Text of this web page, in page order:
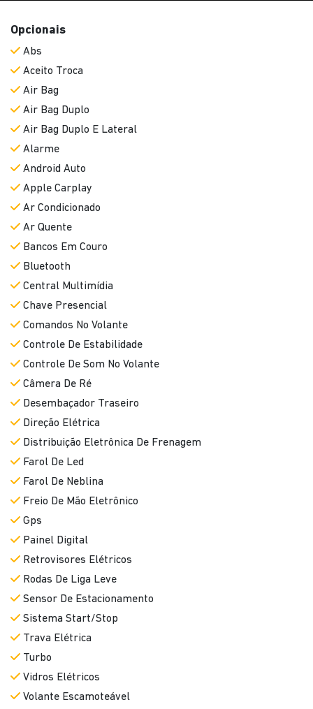
Air Bag Duplo
Air Bag Duplo E Lateral
Alarme
Android Auto
Apple Carplay
Ar Condicionado
Ar Quente
Bancos Em Couro
Bluetooth
Central Multimídia
Chave Presencial
Comandos No Volante
Controle De Estabilidade
Controle De Som No Volante
Câmera De Ré
Desembaçador Traseiro
Direção Elétrica
Distribuição Eletrônica De Frenagem
Farol De Led
Farol De Neblina
Freio De Mão Eletrônico
Gps
Painel Digital
Retrovisores Elétricos
Rodas De Liga Leve
Sensor De Estacionamento
Sistema Start/Stop
Trava Elétrica
Turbo
Vidros Elétricos
Volante Escamoteável
Único Dono